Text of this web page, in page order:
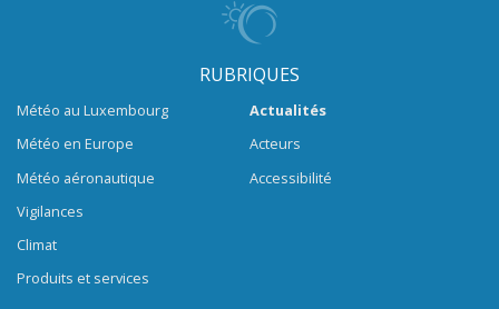
RUBRIQUES
Météo au Luxembourg
Météo en Europe
Météo aéronautique
Vigilances
Climat
Produits et services
Actualités
Acteurs
Accessibilité